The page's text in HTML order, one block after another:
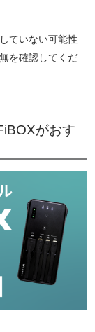
ていない可能性
を確認してくだ
がおす